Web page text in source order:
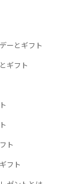
ーとギフト
ギフト
ト
フト